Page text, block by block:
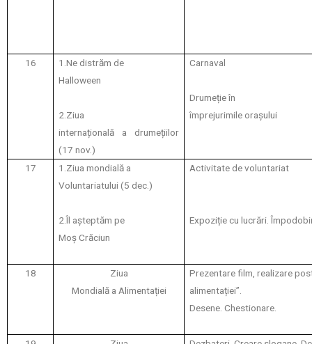
16
1.Ne distrăm de
Halloween
2.Ziua
internațională a drumețiilor
(17 nov.)
Carnaval
Drumeție în
împrejurimile orașului
17
1.Ziua mondială a
Voluntariatului (5 dec.)
2.Îl așteptăm pe
Moș Crăciun
Activitate de voluntariat
Expoziție cu lucrări.
18
Ziua
Mondială a Alimentației
Prezentare film, realizare
alimentației”.
Desene. Chestionare.